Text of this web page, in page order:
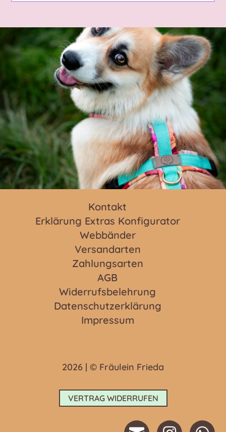
Kontakt
Erklärung Extras Konfigurator
Webbänder
Versandarten
Zahlungsarten
AGB
Widerrufsbelehrung
Datenschutzerklärung
Impressum
2026 | © Fräulein Frieda
VERTRAG WIDERRUFEN